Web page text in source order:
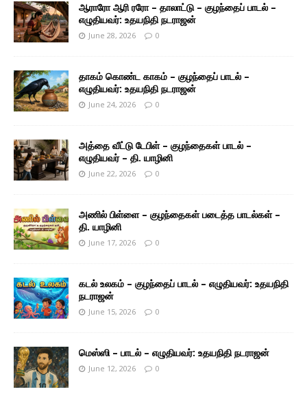
ஆராரோ ஆரி ரரோ – தாலாட்டு – குழந்தைப் பாடல் –
எழுதியவர்: உதயநிதி நடராஜன்
June 28, 2026 0
தாகம் கொண்ட காகம் – குழந்தைப் பாடல் –
எழுதியவர்: உதயநிதி நடராஜன்
June 24, 2026 0
அத்தை வீட்டு டேபிள் – குழந்தைகள் பாடல் –
எழுதியவர் – தி. யாழினி
June 22, 2026 0
அணில் பிள்ளை – குழந்தைகள் படைத்த பாடல்கள் –
தி. யாழினி
June 17, 2026 0
கடல் உலகம் – குழந்தைப் பாடல் – எழுதியவர்: உதயநிதி
நடராஜன்
June 15, 2026 0
மெஸ்ஸி – பாடல் – எழுதியவர்: உதயநிதி நடராஜன்
June 12, 2026 0